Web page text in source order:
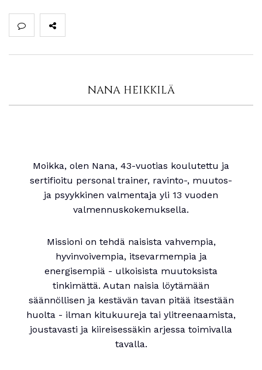
NANA HEIKKILÄ
Moikka, olen Nana, 43-vuotias koulutettu ja
sertifioitu personal trainer, ravinto-, muutos-
ja psyykkinen valmentaja yli 13 vuoden
valmennuskokemuksella.
Missioni on tehdä naisista vahvempia,
hyvinvoivempia, itsevarmempia ja
energisempiä - ulkoisista muutoksista
tinkimättä. Autan naisia löytämään
säännöllisen ja kestävän tavan pitää itsestään
huolta - ilman kitukuureja tai ylitreenaamista,
joustavasti ja kiireisessäkin arjessa toimivalla
tavalla.